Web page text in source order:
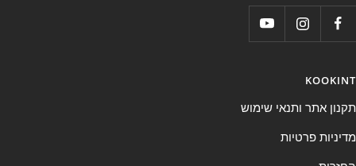
KOOKINT
תקנון אתר ותנאי שימוש
מדיניות פרטיות